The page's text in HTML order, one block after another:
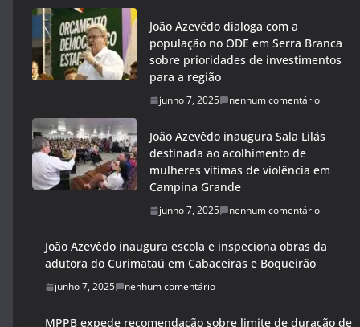
João Azevêdo dialoga com a
população no ODE em Serra Branca
sobre prioridades de investimentos
para a região
junho 7, 2025 nenhum comentário
João Azevêdo inaugura Sala Lilás
destinada ao acolhimento de
mulheres vítimas de violência em
Campina Grande
junho 7, 2025 nenhum comentário
João Azevêdo inaugura escola e inspeciona obras da
adutora do Curimataú em Cabaceiras e Boqueirão
junho 7, 2025 nenhum comentário
MPPB expede recomendação sobre limite de duração de